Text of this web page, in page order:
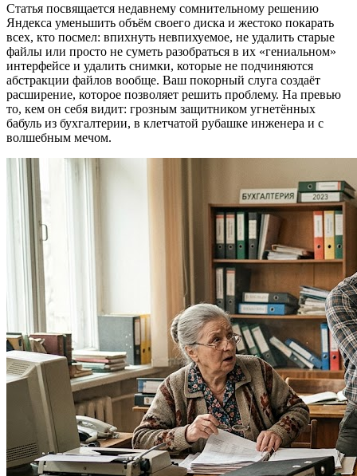
Статья посвящается недавнему сомнительному решению
Яндекса уменьшить объём своего диска и жестоко покарать
всех, кто посмел: впихнуть невпихуемое, не удалить старые
файлы или просто не суметь разобраться в их «гениальном»
интерфейсе и удалить снимки, которые не подчиняются
абстракции файлов вообще. Ваш покорный слуга создаёт
расширение, которое позволяет решить проблему. На превью
то, кем он себя видит: грозным защитником угнетённых
бабуль из бухгалтерии, в клетчатой рубашке инженера и с
волшебным мечом.